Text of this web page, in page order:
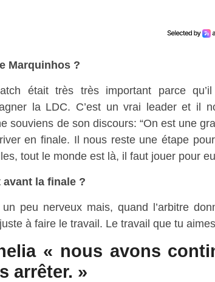
Marquinhos ?
était très très important parce
la LDC. C’est un vrai leader et il
souviens de son discours: “On est une
en finale. Il nous reste une étape
tout le monde est là, il faut jouer pour
la finale ?
peu nerveux mais, quand l’arbitre
à faire le travail. Le travail que tu
« nous avons
arrêter. »